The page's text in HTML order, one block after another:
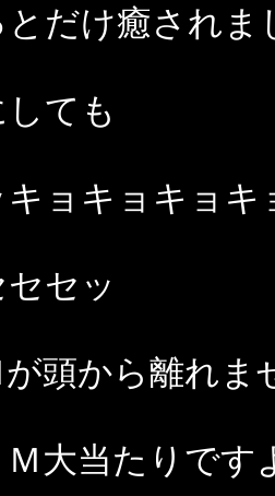
とだけ癒されま
ても
キョキョキョキ
セッ
が頭から離れま
大当たりです